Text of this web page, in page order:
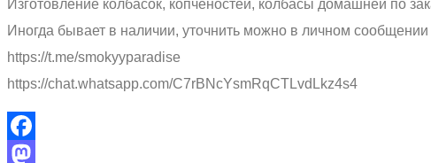
Изготовление колбасок, копченостей, колбасы домашней по
Иногда бывает в наличии, уточнить можно в личном
https://t.me/smokyyparadise
https://chat.whatsapp.com/C7rBNcYsmRqCTLvdLkz4s4
Facebook